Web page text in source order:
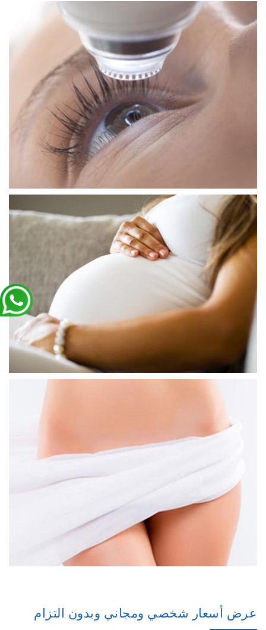
جراحة العيون
جراحة المياه البيضاء
طفل الأنبوب
نسبة نجاح عمليَة طفل الأنبوب
التلقيح الاصطناعي
طفل الأنبوب
خزعة الخصية
الولادة المبكَرة
سحب البويضة أثناء عملية التلقيح
جراحة المناطق الحساسة
عمليّة إعادة غشاء البكّارة
عرض أسعار شخصي ومجاني وبدون التزام